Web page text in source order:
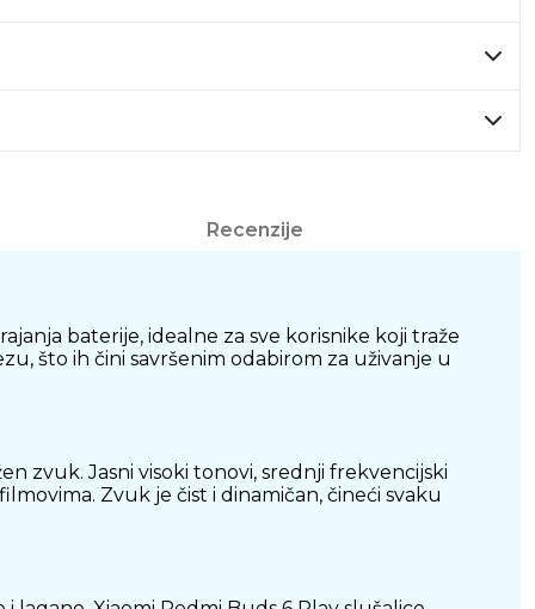
Recenzije
baterije, idealne za sve korisnike koji traže
što ih čini savršenim odabirom za uživanje u
zvuk. Jasni visoki tonovi, srednji frekvencijski
Zvuk je čist i dinamičan, čineći svaku